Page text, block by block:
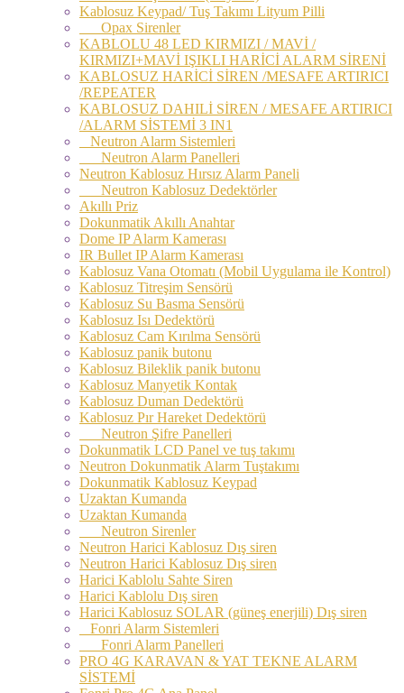
Kablosuz Keypad/ Tuş Takımı Lityum Pilli
Opax Sirenler
KABLOLU 48 LED KIRMIZI / MAVİ /
KIRMIZI+MAVİ IŞIKLI HARİCİ ALARM SİRENİ
KABLOSUZ HARİCİ SİREN /MESAFE ARTIRICI
/REPEATER
KABLOSUZ DAHILİ SİREN / MESAFE ARTIRICI
/ALARM SİSTEMİ 3 IN1
Neutron Alarm Sistemleri
Neutron Alarm Panelleri
Neutron Kablosuz Hırsız Alarm Paneli
Neutron Kablosuz Dedektörler
Akıllı Priz
Dokunmatik Akıllı Anahtar
Dome IP Alarm Kamerası
IR Bullet IP Alarm Kamerası
Kablosuz Vana Otomatı (Mobil Uygulama ile Kontrol)
Kablosuz Titreşim Sensörü
Kablosuz Su Basma Sensörü
Kablosuz Isı Dedektörü
Kablosuz Cam Kırılma Sensörü
Kablosuz panik butonu
Kablosuz Bileklik panik butonu
Kablosuz Manyetik Kontak
Kablosuz Duman Dedektörü
Kablosuz Pır Hareket Dedektörü
Neutron Şifre Panelleri
Dokunmatik LCD Panel ve tuş takımı
Neutron Dokunmatik Alarm Tuştakımı
Dokunmatik Kablosuz Keypad
Uzaktan Kumanda
Uzaktan Kumanda
Neutron Sirenler
Neutron Harici Kablosuz Dış siren
Neutron Harici Kablosuz Dış siren
Harici Kablolu Sahte Siren
Harici Kablolu Dış siren
Harici Kablosuz SOLAR (güneş enerjili) Dış siren
Fonri Alarm Sistemleri
Fonri Alarm Panelleri
PRO 4G KARAVAN & YAT TEKNE ALARM
SİSTEMİ